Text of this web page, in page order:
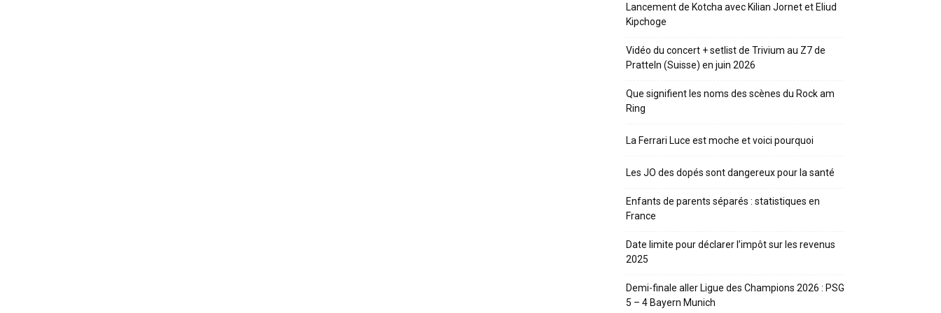
Lancement de Kotcha avec Kilian Jornet et Eliud
Kipchoge
Vidéo du concert + setlist de Trivium au Z7 de
Pratteln (Suisse) en juin 2026
Que signifient les noms des scènes du Rock am
Ring
La Ferrari Luce est moche et voici pourquoi
Les JO des dopés sont dangereux pour la santé
Enfants de parents séparés : statistiques en
France
Date limite pour déclarer l’impôt sur les revenus
2025
Demi-finale aller Ligue des Champions 2026 : PSG
5 – 4 Bayern Munich